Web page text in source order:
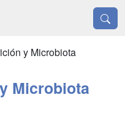
y Microbiota
Microbiota